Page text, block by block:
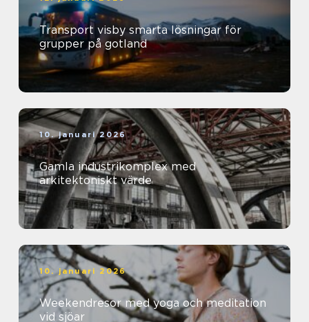
Transport visby smarta lösningar för
grupper på gotland
10. januari 2026
Gamla industrikomplex med
arkitektoniskt värde
10. januari 2026
Weekendresor med yoga och meditation
vid sjöar